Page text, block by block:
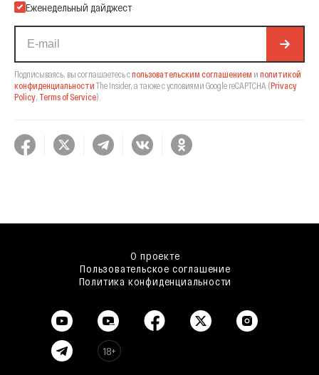
Еженедельный дайджест
Подписываясь, вы соглашаетесь спользовательским соглашением и политикой
конфиденциальности The Insider, а также с условиями Google reCAPTCHA (Privacy
Policy, Terms of Service).
О проекте
Пользовательское соглашение
Политика конфиденциальности
18+